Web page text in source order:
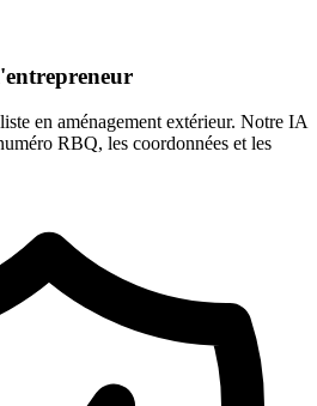
en aménagement extérieur. Notre IA
RBQ, les coordonnées et les